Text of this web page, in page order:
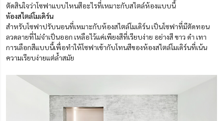
ตัดสินใจว่าโซฟาแบบไหนสีอะไรที่เหมาะกับสไตล์ห้องแบบนี้
ห้องสไตล์โมเดิร์น
สำหรับโซฟาปรับนอนที่เหมาะกับห้องสไตล์โมเดิร์น เป็นโซฟาที่มีตัดทอน
ลวดลายที่ไม่จำเป็นออก เหลือไว้แค่เพียงสีที่เรียบง่าย อย่างสี ขาว ดำ เทา
การเลือกสีแบบนี้เพื่อทำให้โซฟาเข้ากับโทนสีของห้องสไตล์โมเดิร์นที่เน้น
ความเรียบง่ายแต่ล้ำสมัย